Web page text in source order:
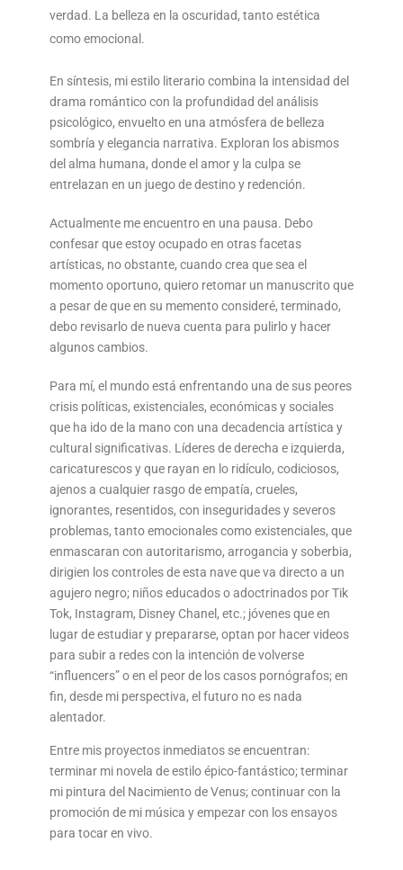
verdad. La belleza en la oscuridad, tanto estética
como emocional.
En síntesis, mi estilo literario combina la intensidad del
drama romántico con la profundidad del análisis
psicológico, envuelto en una atmósfera de belleza
sombría y elegancia narrativa. Exploran los abismos
del alma humana, donde el amor y la culpa se
entrelazan en un juego de destino y redención.
Actualmente me encuentro en una pausa. Debo
confesar que estoy ocupado en otras facetas
artísticas, no obstante, cuando crea que sea el
momento oportuno, quiero retomar un manuscrito que
a pesar de que en su memento consideré, terminado,
debo revisarlo de nueva cuenta para pulirlo y hacer
algunos cambios.
Para mí, el mundo está enfrentando una de sus peores
crisis políticas, existenciales, económicas y sociales
que ha ido de la mano con una decadencia artística y
cultural significativas. Líderes de derecha e izquierda,
caricaturescos y que rayan en lo ridículo, codiciosos,
ajenos a cualquier rasgo de empatía, crueles,
ignorantes, resentidos, con inseguridades y severos
problemas, tanto emocionales como existenciales, que
enmascaran con autoritarismo, arrogancia y soberbia,
dirigien los controles de esta nave que va directo a un
agujero negro; niños educados o adoctrinados por Tik
Tok, Instagram, Disney Chanel, etc.; jóvenes que en
lugar de estudiar y prepararse, optan por hacer videos
para subir a redes con la intención de volverse
“influencers” o en el peor de los casos pornógrafos; en
fin, desde mi perspectiva, el futuro no es nada
alentador.
Entre mis proyectos inmediatos se encuentran:
terminar mi novela de estilo épico-fantástico; terminar
mi pintura del Nacimiento de Venus; continuar con la
promoción de mi música y empezar con los ensayos
para tocar en vivo.